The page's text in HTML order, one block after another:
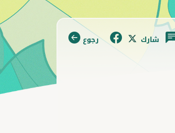
رجوع شارك